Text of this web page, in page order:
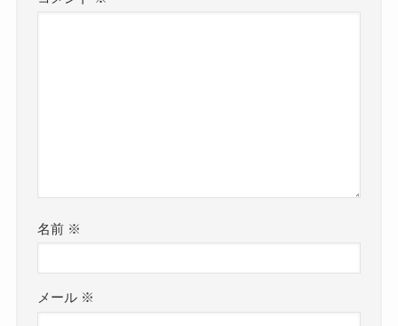
名前 ※
メール ※